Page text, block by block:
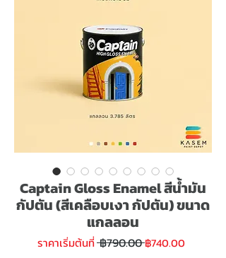
Captain Gloss Enamel สีน้ำมัน
กัปตัน (สีเคลือบเงา กัปตัน) ขนาด
แกลลอน
ราคาเริ่มต้นที่ ฿790.00 ราคา
฿740.00ราคา